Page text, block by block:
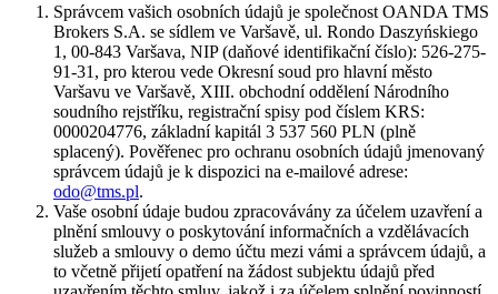
Správcem vašich osobních údajů je společnost OANDA TMS
Brokers S.A. se sídlem ve Varšavě, ul. Rondo Daszyńskiego
1, 00-843 Varšava, NIP (daňové identifikační číslo): 526-275-
91-31, pro kterou vede Okresní soud pro hlavní město
Varšavu ve Varšavě, XIII. obchodní oddělení Národního
soudního rejstříku, registrační spisy pod číslem KRS:
0000204776, základní kapitál 3 537 560 PLN (plně
splacený). Pověřenec pro ochranu osobních údajů jmenovaný
správcem údajů je k dispozici na e-mailové adrese:
odo@tms.pl.
Vaše osobní údaje budou zpracovávány za účelem uzavření a
plnění smlouvy o poskytování informačních a vzdělávacích
služeb a smlouvy o demo účtu mezi vámi a správcem údajů, a
to včetně přijetí opatření na žádost subjektu údajů před